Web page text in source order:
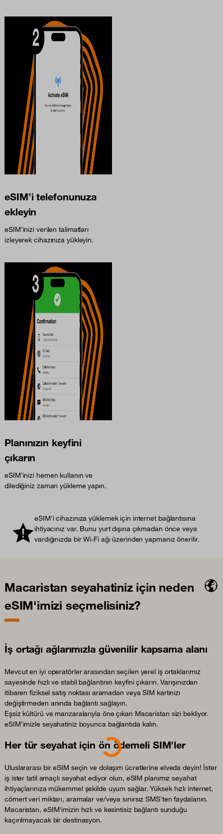
eSIM’i telefonunuza
ekleyin
eSIM’inizi verilen talimatları
izleyerek cihazınıza yükleyin.
Planınızın keyfini
çıkarın
eSIM’inizi hemen kullanın ve
dilediğiniz zaman yükleme yapın.
eSIM'i cihazınıza yüklemek için internet bağlantısına
ihtiyacınız var. Bunu yurt dışına çıkmadan önce veya
vardığınızda bir Wi-Fi ağı üzerinden yapmanız önerilir.
Macaristan seyahatiniz için neden
eSIM'imizi seçmelisiniz?
İş ortağı ağlarımızla güvenilir kapsama alanı
Mevcut en iyi operatörler arasından seçilen yerel iş ortaklarımız
sayesinde hızlı ve stabil bağlantının keyfini çıkarın. Varışınızdan
itibaren fiziksel satış noktası aramadan veya SIM kartınızı
değiştirmeden anında bağlantı sağlayın.
Eşsiz kültürü ve manzaralarıyla öne çıkan Macaristan sizi bekliyor.
eSIM’imizle seyahatiniz boyunca bağlantıda kalın.
Her tür seyahat için ön ödemeli SIM'ler
Uluslararası bir eSIM seçin ve dolaşım ücretlerine elveda deyin! İster
iş ister tatil amaçlı seyahat ediyor olun, eSIM planımız seyahat
ihtiyaçlarınıza mükemmel şekilde uyum sağlar. Yüksek hızlı internet,
cömert veri miktarı, aramalar ve/veya sınırsız SMS'ten faydalanın.
Macaristan, eSIM'imizin hızlı ve kesintisiz bağlantı sunduğu
kaçırılmayacak bir destinasyon.
Loading...